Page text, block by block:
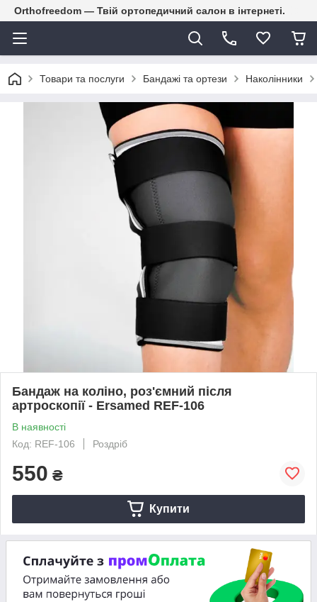
Orthofreedom — Твій ортопедичний салон в інтернеті.
Товари та послуги Бандажі та ортези Наколінники
Бандаж на коліно, роз'ємний після
артроскопії - Ersamed REF-106
В наявності
Код: REF-106
Роздріб
550 ₴
Купити